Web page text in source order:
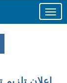
Toggle